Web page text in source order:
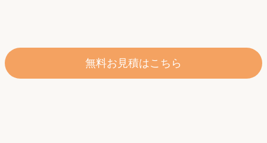
無料お見積はこちら